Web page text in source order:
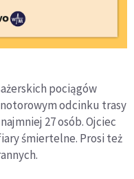
pociągów
odcinku trasy
27 osób. Ojciec
śmiertelne. Prosi też